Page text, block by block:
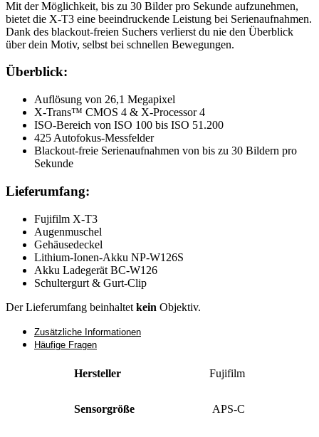
Mit der Möglichkeit, bis zu 30 Bilder pro Sekunde aufzunehmen,
bietet die X-T3 eine beeindruckende Leistung bei Serienaufnahmen.
Dank des blackout-freien Suchers verlierst du nie den Überblick
über dein Motiv, selbst bei schnellen Bewegungen.
Überblick:
Auflösung von 26,1 Megapixel
X-Trans™ CMOS 4 & X-Processor 4
ISO-Bereich von ISO 100 bis ISO 51.200
425 Autofokus-Messfelder
Blackout-freie Serienaufnahmen von bis zu 30 Bildern pro
Sekunde
Lieferumfang:
Fujifilm X-T3
Augenmuschel
Gehäusedeckel
Lithium-Ionen-Akku NP-W126S
Akku Ladegerät BC-W126
Schultergurt & Gurt-Clip
Der Lieferumfang beinhaltet kein Objektiv.
Zusätzliche Informationen
Häufige Fragen
Hersteller Fujifilm
Sensorgröße APS-C